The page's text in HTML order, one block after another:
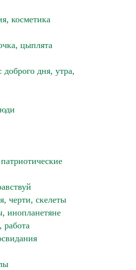
косметика
цыплята
дня, утра,
черти, скелеты
инопланетяне